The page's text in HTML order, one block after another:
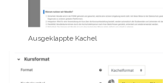
Ausgeklappte Kachel